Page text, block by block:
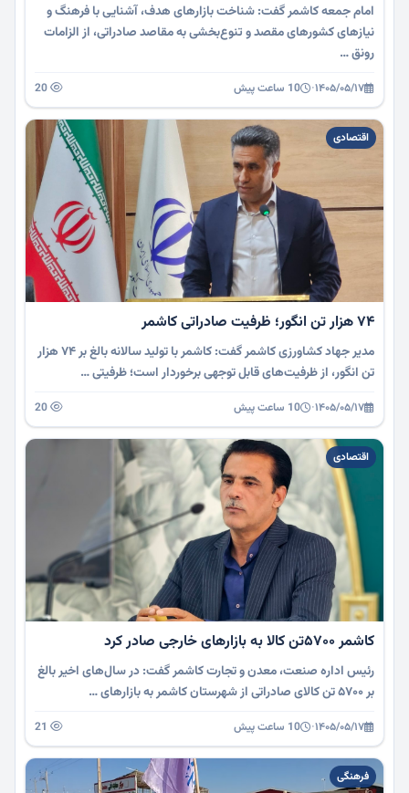
امام جمعه کاشمر گفت: شناخت بازارهای هدف، آشنایی با فرهنگ و
نیازهای کشورهای مقصد و تنوع‌بخشی به مقاصد صادراتی، از الزامات
رونق …
۱۴۰۵/۰۵/۱۷· 10 ساعت پیش
اقتصادی
۷۴ هزار تن انگور؛ ظرفیت صادراتی کاشمر
مدیر جهاد کشاورزی کاشمر گفت: کاشمر با تولید سالانه بالغ بر ۷۴ هزار
تن انگور، از ظرفیت‌های قابل توجهی برخوردار است؛ ظرفیتی …
۱۴۰۵/۰۵/۱۷· 10 ساعت پیش
اقتصادی
کاشمر ۵۷۰۰تن کالا به بازارهای خارجی صادر کرد
رئیس اداره صنعت، معدن و تجارت کاشمر گفت: در سال‌های اخیر بالغ
بر ۵۷۰۰ تن کالای صادراتی از شهرستان کاشمر به بازارهای …
۱۴۰۵/۰۵/۱۷· 10 ساعت پیش
فرهنگی